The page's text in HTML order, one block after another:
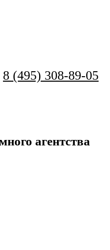
8 (495) 308-89-05
агентства